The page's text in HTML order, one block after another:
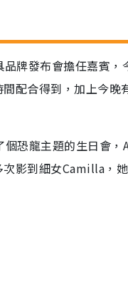
牌發布會擔任嘉賓
配合得到，加上今晚
恐龍主題的生日會
影到細女Camilla，